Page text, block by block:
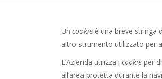
Un cookie è una breve stringa
altro strumento utilizzato per
L’Azienda utilizza i cookie per
all’area protetta durante la